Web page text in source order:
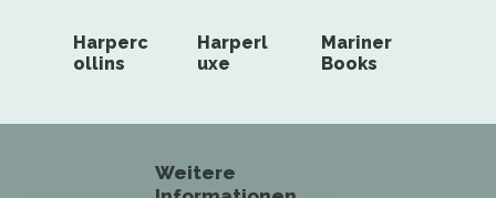
Harperc
ollins
Harperl
uxe
Mariner
Books
Weitere